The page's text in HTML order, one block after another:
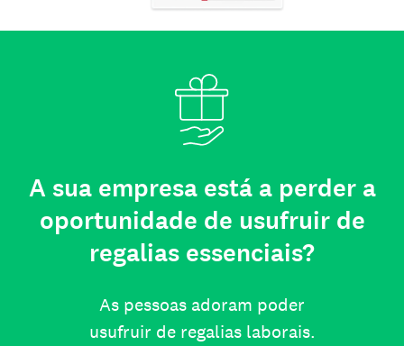
A sua empresa está a perder a
oportunidade de usufruir de
regalias essenciais?
As pessoas adoram poder
usufruir de regalias laborais.